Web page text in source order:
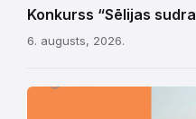
Konkurss “Sēlijas
6. augusts, 2026.